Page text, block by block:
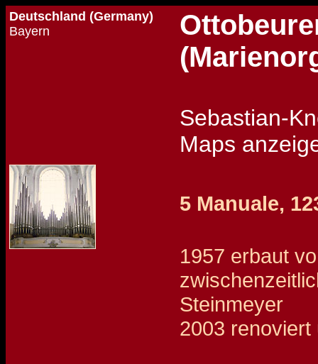
Deutschland (Germany)
Bayern
Maps
5 Manuale,
1957 erbaut
Steinmeyer
2003